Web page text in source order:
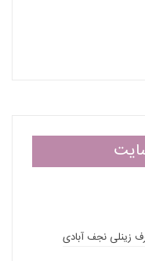
زینلی نجف آبادی